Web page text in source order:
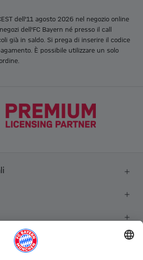
dell'11 agosto 2026 nel negozio online
dell'FC Bayern né presso il call
già in saldo. Si prega di inserire il codice
È possibile utilizzare un solo